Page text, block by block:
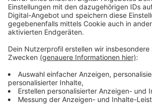
Tyler Joseph und Josh Dun werden
Erlöse aus "Level of Concern" an Crew
ein weltweiter Hilfsfonds für
Venue-Crews finanziell unter die Arme
Die Band beschäftigt sich auch ohne
den "wichtigen Dingen" des Lebens. Sie
nicht viel aus Reichtum oder einem